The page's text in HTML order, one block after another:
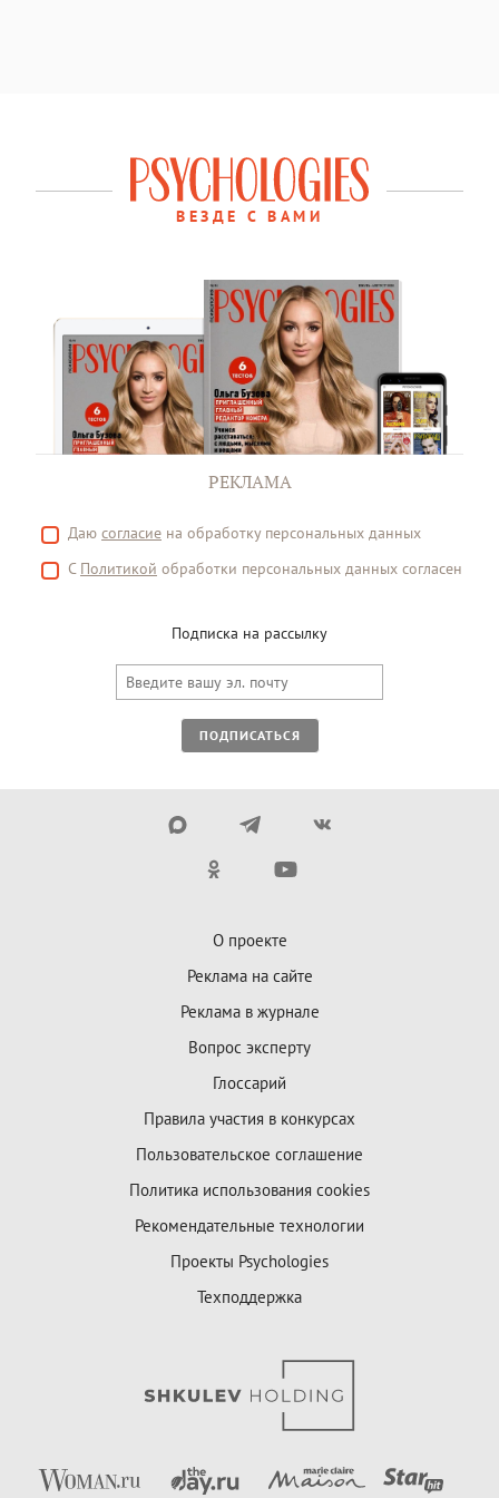
ВЕЗДЕ С ВАМИ
РЕКЛАМА
Даю согласие на обработку персональных данных
С Политикой обработки персональных данных согласен
Подписка на рассылку
ПОДПИСАТЬСЯ
О проекте
Реклама на сайте
Реклама в журнале
Вопрос эксперту
Глоссарий
Правила участия в конкурсах
Пользовательское соглашение
Политика использования cookies
Рекомендательные технологии
Проекты Psychologies
Техподдержка